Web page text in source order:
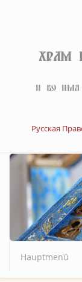
Храм
И во имя
Русская